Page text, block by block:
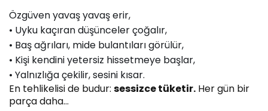
Özgüven yavaş yavaş erir,
• Uyku kaçıran düşünceler çoğalır,
• Baş ağrıları, mide bulantıları görülür,
• Kişi kendini yetersiz hissetmeye başlar,
• Yalnızlığa çekilir, sesini kısar.
En tehlikelisi de budur: sessizce tüketir. Her gün bir
parça daha…